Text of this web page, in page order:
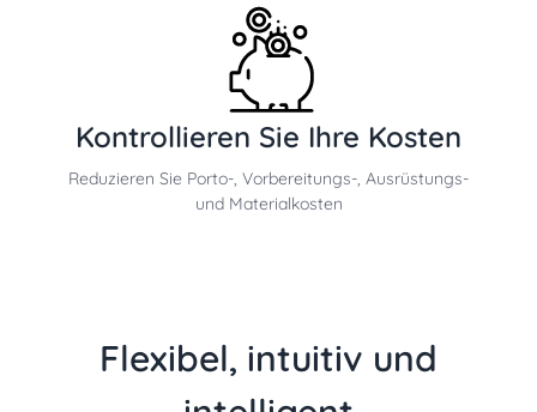
Kontrollieren Sie Ihre Kosten
Reduzieren Sie Porto-, Vorbereitungs-, Ausrüstungs-
und Materialkosten
Flexibel, intuitiv und